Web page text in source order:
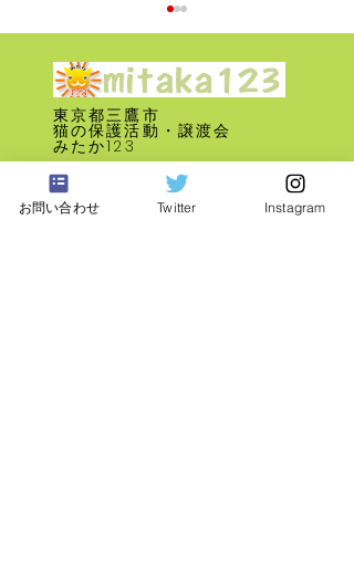
里親募集 譲渡会 2026年 7
月12日
東京都三鷹市
​猫の保護活動・譲渡会
みたか123
公益財団法人どうぶつ基金
お問い合わせ Twitter Instagram